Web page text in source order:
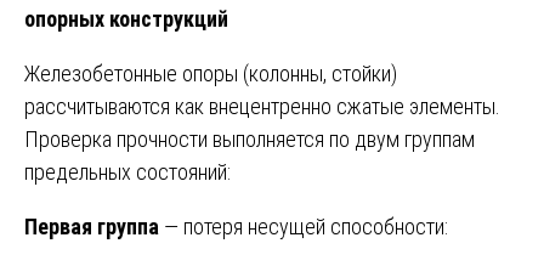
опорных конструкций
Железобетонные опоры (колонны, стойки)
рассчитываются как внецентренно сжатые элементы.
Проверка прочности выполняется по двум группам
предельных состояний:
Первая группа — потеря несущей способности: